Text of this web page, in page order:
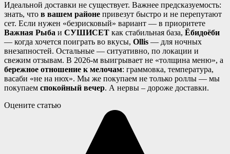
Идеальной доставки не существует. Важнее предсказуемость:
знать, что в вашем районе привезут быстро и не перепутают
сет. Если нужен «безрисковый» вариант — в приоритете
Важная Рыба и СУШИСЕТ как стабильная база, Ёбидоёби
— когда хочется поиграть во вкусы, Ollis — для ночных
внезапностей. Остальные — ситуативно, по локации и
свежим отзывам. В 2026-м выигрывает не «толщина меню», а
бережное отношение к мелочам: граммовка, температура,
васаби «не на нюх». Мы же покупаем не только роллы — мы
покупаем спокойный вечер. А нервы – дороже доставки.
Оцените статью